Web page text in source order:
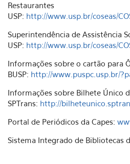
Restaurantes
USP: http://www.usp.br/coseas/
Superintendência de Assistência
USP: http://www.usp.br/coseas/
Informações sobre o cartão para
BUSP: http://www.puspc.usp.br/
Informações sobre Bilhete Único
SPTrans: http://
Portal de Periódicos da Capes:
Sistema Integrado de Bibliotecas